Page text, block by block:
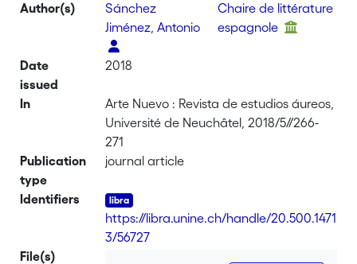
Author(s)
Sánchez
Jiménez, Antonio
Chaire de littérature
espagnole
Date
issued
2018
In
Arte Nuevo : Revista de estudios áureos,
Université de Neuchâtel, 2018/5//266-
271
Publication
type
journal article
Identifiers
https://libra.unine.ch/handle/20.500.1471
3/56727
File(s)